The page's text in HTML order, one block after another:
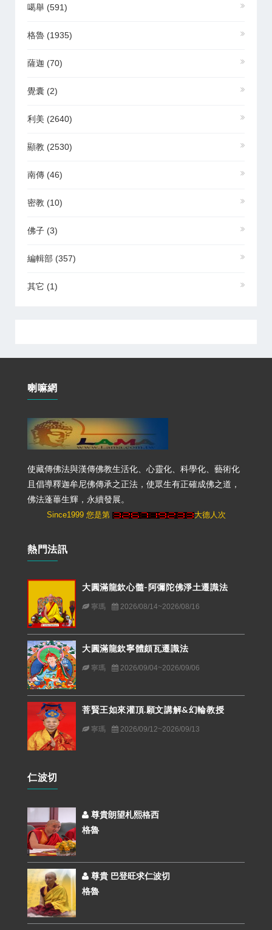
噶舉 (591)
格魯 (1935)
薩迦 (70)
覺囊 (2)
利美 (2640)
顯教 (2530)
南傳 (46)
密教 (10)
佛子 (3)
編輯部 (357)
其它 (1)
喇嘛網
使藏傳佛法與漢傳佛教生活化、心靈化、科學化、藝術化
且倡導釋迦牟尼佛傳承之正法，使眾生有正確成佛之道，
佛法蓬蓽生輝，永續發展。
Since1999 您是第 大德人次
熱門法訊
大圓滿龍欽心髓-阿彌陀佛淨土遷識法
寧瑪 2026/08/14~2026/08/16
大圓滿龍欽寧體頗瓦遷識法
寧瑪 2026/09/04~2026/09/06
菩賢王如來灌頂.願文講解&幻輪教授
寧瑪 2026/09/12~2026/09/13
仁波切
尊貴朗望札熙格西
格魯
尊貴 巴登旺求仁波切
格魯